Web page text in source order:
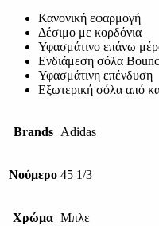
Κανονική εφαρμογή
Δέσιμο με κορδόνια
Υφασμάτινο επάνω
Ενδιάμεση σόλα
Υφασμάτινη επένδυση
Εξωτερική σόλα από
Brands Adidas
Νούμερο 45 1/3
Χρώμα Μπλε